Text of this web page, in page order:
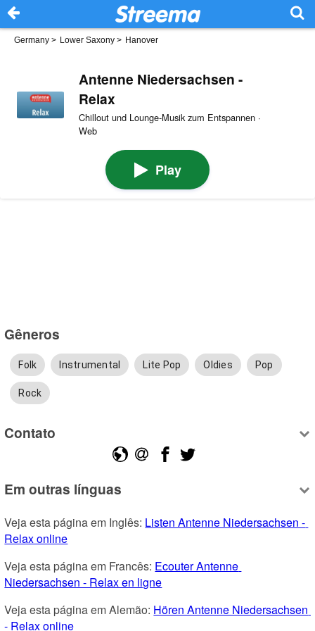
Germany > Lower Saxony > Hanover
Antenne Niedersachsen -
Relax
Chillout und Lounge-Musik zum Entspannen ·
Web
Play
Gêneros
Folk Instrumental Lite Pop Oldies Pop
Rock
Contato
Em outras línguas
Veja esta página em Inglês: Listen Antenne Niedersachsen -
Relax online
Veja esta página em Francês: Ecouter Antenne
Niedersachsen - Relax en ligne
Veja esta página em Alemão: Hören Antenne Niedersachsen
- Relax online